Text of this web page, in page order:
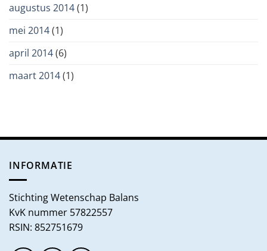
augustus 2014(1)
mei 2014(1)
april 2014(6)
maart 2014(1)
INFORMATIE
Stichting Wetenschap Balans
KvK nummer 57822557
RSIN: 852751679